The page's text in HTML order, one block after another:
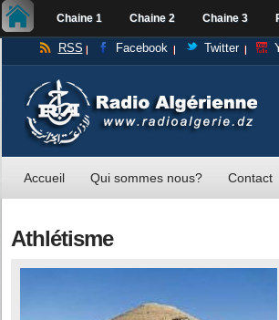
Chaine 1 Chaine 2 Chaine 3
RSS Facebook Twitter
Accueil Qui sommes nous? Contact
Athlétisme